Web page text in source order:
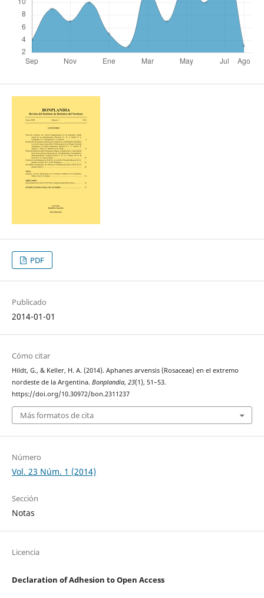
PDF
Publicado
2014-01-01
Cómo citar
Hildt, G., & Keller, H. A. (2014). Aphanes arvensis (Rosaceae) en el extremo
nordeste de la Argentina. Bonplandia, 23(1), 51–53.
https://doi.org/10.30972/bon.2311237
Más formatos de cita
Número
Vol. 23 Núm. 1 (2014)
Sección
Notas
Licencia
Declaration of Adhesion to Open Access